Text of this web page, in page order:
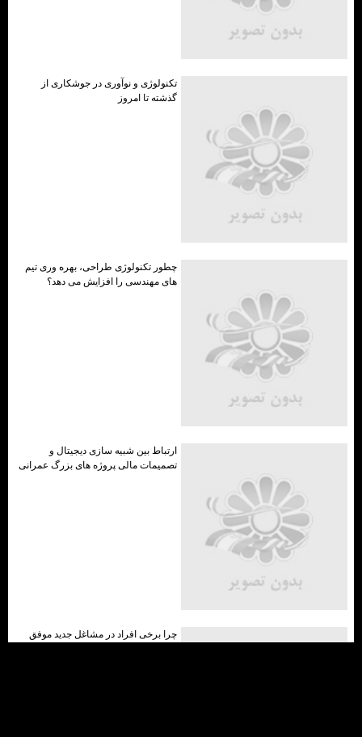
تکنولوژی و نوآوری در جوشکاری از
گذشته تا امروز
چطور تکنولوژی طراحی، بهره وری تیم
های مهندسی را افزایش می دهد؟
ارتباط بین شبیه سازی دیجیتال و
تصمیمات مالی پروژه های بزرگ عمرانی
چرا برخی افراد در مشاغل جدید موفق